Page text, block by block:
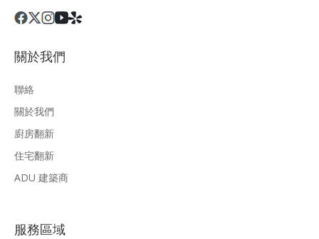
關於我們
聯絡
關於我們
廚房翻新
住宅翻新
ADU 建築商
服務區域